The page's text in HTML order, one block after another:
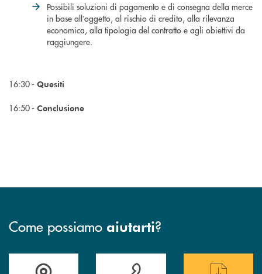
Possibili soluzioni di pagamento e di consegna della merce
in base all’oggetto, al rischio di credito, alla rilevanza
economica, alla tipologia del contratto e agli obiettivi da
raggiungere.
16:30 - Quesiti
16:50 - Conclusione
Come possiamo aiutarti?
Trova la filiale più vicina a teHai bisogno di assistenza immediata ?
Hai bisogno di